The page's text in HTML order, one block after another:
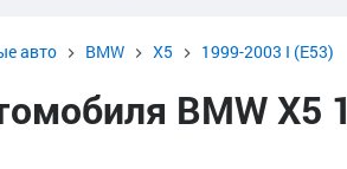
авто BMW X5 1999-2003 I (E53)
BMW X5